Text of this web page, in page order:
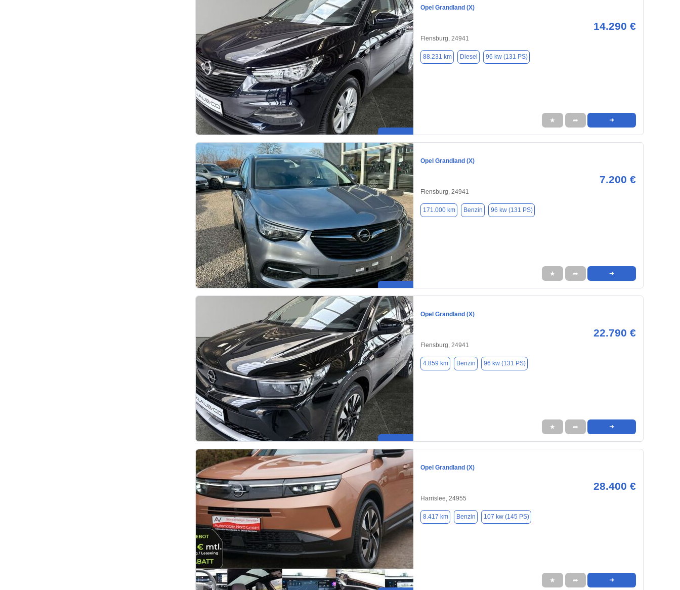
Opel Grandland (X)
14.290 €
Flensburg, 24941
88.231 km Diesel 96 kw (131 PS)
★ ➦ ➜
Opel Grandland (X)
7.200 €
Flensburg, 24941
171.000 km Benzin 96 kw (131 PS)
★ ➦ ➜
Opel Grandland (X)
22.790 €
Flensburg, 24941
4.859 km Benzin 96 kw (131 PS)
★ ➦ ➜
Opel Grandland (X)
28.400 €
Harrislee, 24955
8.417 km Benzin 107 kw (145 PS)
★ ➦ ➜